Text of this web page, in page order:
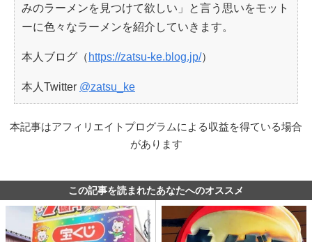
みのラーメンを見つけて欲しい」と言う思いをモット
ーに色々なラーメンを紹介していきます。
本人ブログ（ https://zatsu-ke.blog.jp/）
本人Twitter @zatsu_ke
本記事はアフィリエイトプログラムによる収益を得ている場合
があります
この記事を読まれたあなたへのオススメ